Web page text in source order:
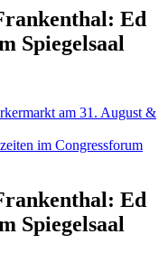
Ed
Spiegelsaal
am 31. August &
im Congressforum
Ed
Spiegelsaal